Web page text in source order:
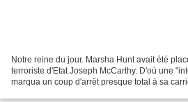
Notre reine du jour. Marsha Hunt avait été
terroriste d'Etat Joseph McCarthy. D'où une
marqua un coup d'arrêt presque total à sa